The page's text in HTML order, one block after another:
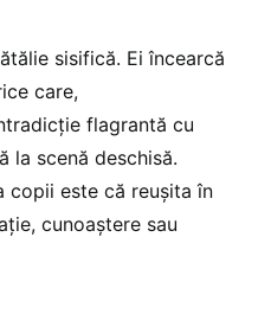
sisifică. Ei încearcă
care,
flagrantă cu
la scenă deschisă.
copii este că reușita în
cunoaștere sau